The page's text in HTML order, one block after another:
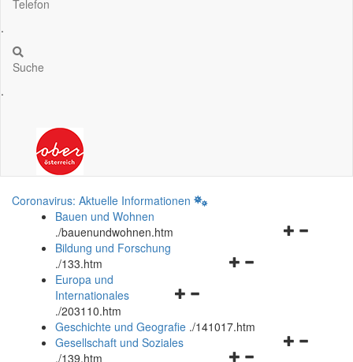
Telefon
.
Suche
.
Coronavirus: Aktuelle Informationen
Bauen und Wohnen
./bauenundwohnen.htm
Navigationsmenü
Bildung und Forschung
./133.htm
Navigationsmenü
und
schließen
Europa und
Internationales
./203110.htm
Geschichte und Geografie ./141017.htm
Navigationsmenü
Gesellschaft und Soziales
./139.htm